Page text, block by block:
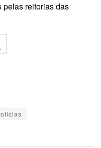
pelas reitorias das